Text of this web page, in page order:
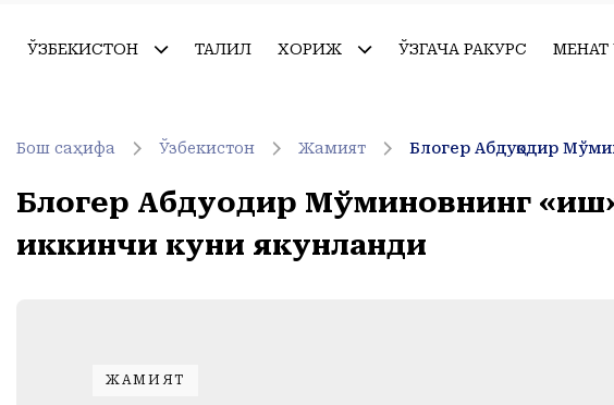
ЎЗБЕКИСТОН ТАҲЛИЛ ХОРИЖ ЎЗГАЧА РАКУРС МЕҲНАТ
Бош саҳифа Ўзбекистон Жамият
Блогер Абдуқодир Мўминовнинг
иккинчи куни якунланди
ЖАМИЯТ